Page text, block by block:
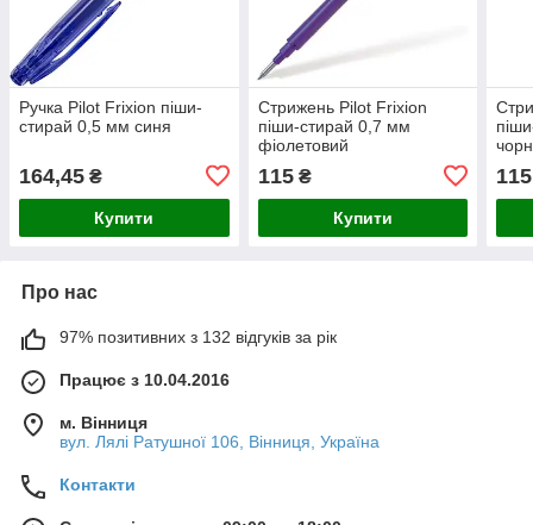
Ручка Pilot Frixion піши-
стирай 0,5 мм синя
164,45 ₴
Купити
Стрижень Pilot Frixion
піши-стирай 0,7 мм
фіолетовий
115₴
Купити
115
Про нас
97% позитивних з 132 відгуків за рік
Працює з 10.04.2016
м. Вінниця
вул. Лялі Ратушної 106, Вінниця, Україна
Контакти